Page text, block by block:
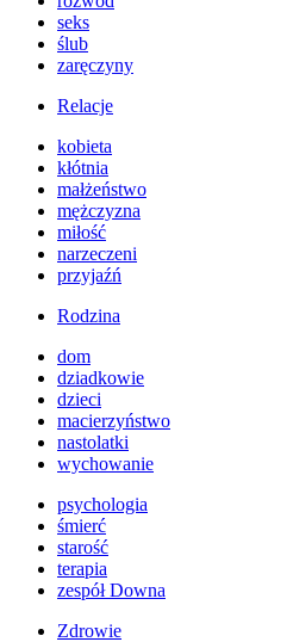
seks
ślub
zaręczyny
Relacje
kobieta
kłótnia
małżeństwo
mężczyzna
miłość
narzeczeni
przyjaźń
Rodzina
dom
dziadkowie
dzieci
macierzyństwo
nastolatki
wychowanie
psychologia
śmierć
starość
terapia
zespół Downa
Zdrowie